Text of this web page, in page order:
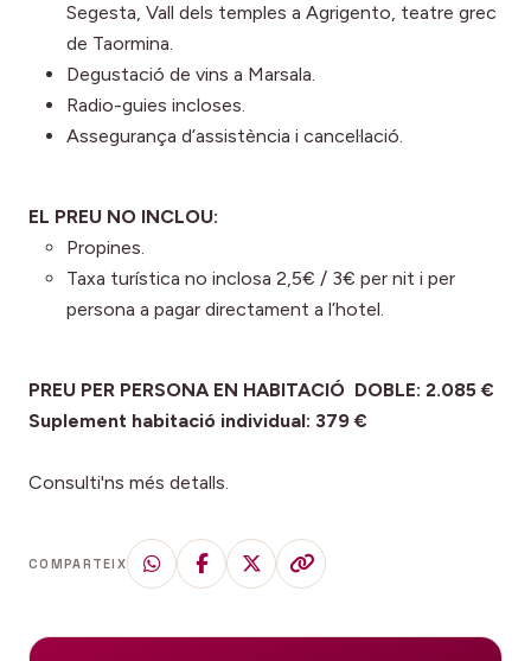
Segesta, Vall dels temples a Agrigento, teatre grec
de Taormina.
Degustació de vins a Marsala.
Radio-guies incloses.
Assegurança d’assistència i cancel·lació.
EL PREU NO INCLOU:
Propines.
Taxa turística no inclosa 2,5€ / 3€ per nit i per
persona a pagar directament a l’hotel.
PREU PER PERSONA EN HABITACIÓ DOBLE: 2.085 €
Suplement habitació individual: 379 €
Consulti'ns més detalls.
COMPARTEIX